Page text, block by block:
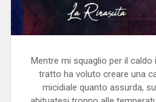
Mentre mi squaglio per il caldo
tratto ha voluto creare una
micidiale quanto assurda,